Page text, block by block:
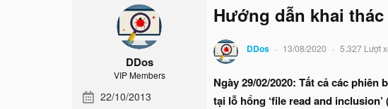
DDos
VIP Members
22/10/2013
Hướng dẫn khai
DDos 13/08/2020 5.327 Lượt
Ngày 29/02/2020: Tất cả các
tại lỗ hổng ‘file read and